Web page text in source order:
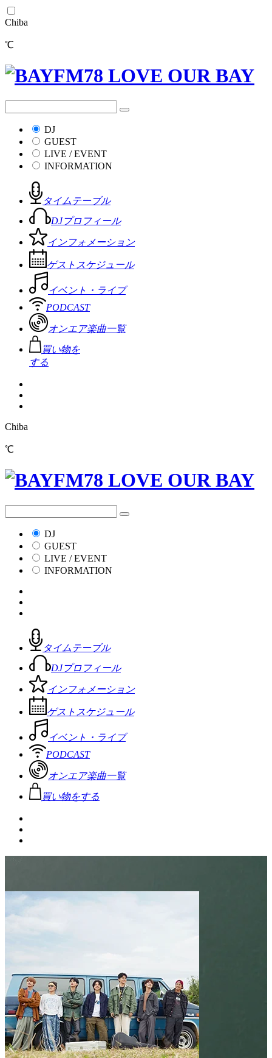
Chiba
℃
DJ
GUEST
LIVE / EVENT
INFORMATION
タイムテーブル
DJプロフィール
インフォメーション
ゲストスケジュール
イベント・ライブ
PODCAST
オンエア楽曲一覧
買い物を
する
Chiba
℃
DJ
GUEST
LIVE / EVENT
INFORMATION
タイムテーブル
DJプロフィール
インフォメーション
ゲストスケジュール
イベント・ライブ
PODCAST
オンエア楽曲一覧
買い物をする